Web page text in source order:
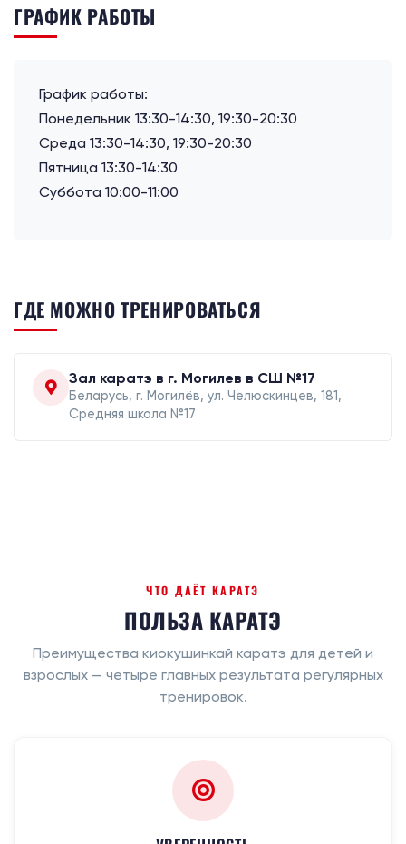
ГРАФИК РАБОТЫ
График работы:
Понедельник 13:30-14:30, 19:30-20:30
Среда 13:30-14:30, 19:30-20:30
Пятница 13:30-14:30
Суббота 10:00-11:00
ГДЕ МОЖНО ТРЕНИРОВАТЬСЯ
Зал каратэ в г. Могилев в СШ №17
Беларусь, г. Могилёв, ул. Челюскинцев, 181,
Средняя школа №17
ЧТО ДАЁТ КАРАТЭ
ПОЛЬЗА КАРАТЭ
Преимущества киокушинкай каратэ для детей и
взрослых — четыре главных результата регулярных
тренировок.